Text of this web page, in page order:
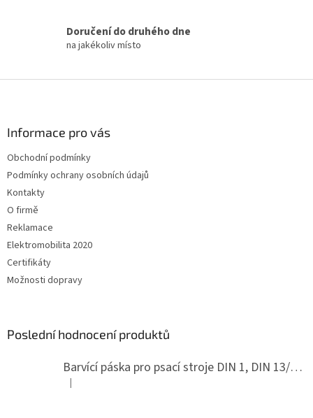
y
v
i
Doručení do druhého dne
na jakékoliv místo
Informace pro vás
Obchodní podmínky
Podmínky ochrany osobních údajů
Kontakty
O firmě
Reklamace
Elektromobilita 2020
Certifikáty
Možnosti dopravy
Poslední hodnocení produktů
Barvící páska pro psací stroje DIN 1, DIN 13/10, LAND, PA červenočerná
Hodnocení produktu je 5 z 5 hvězdiček.
|